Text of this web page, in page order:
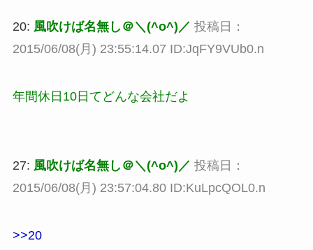
20: 風吹けば名無し＠＼(^o^)／ 投稿日：
2015/06/08(月) 23:55:14.07 ID:JqFY9VUb0.n
年間休日10日てどんな会社だよ
27: 風吹けば名無し＠＼(^o^)／ 投稿日：
2015/06/08(月) 23:57:04.80 ID:KuLpcQOL0.n
>>20